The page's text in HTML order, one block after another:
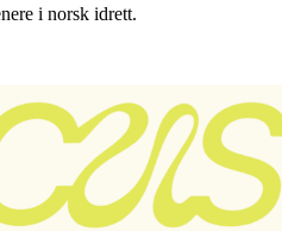
i norsk idrett.